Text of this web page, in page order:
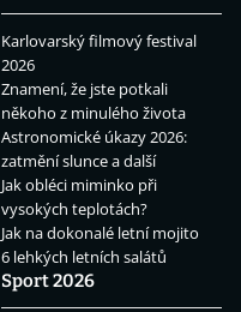
Karlovarský filmový festival
2026
Znamení, že jste potkali
někoho z minulého života
Astronomické úkazy 2026:
zatmění slunce a další
Jak obléci miminko při
vysokých teplotách?
Jak na dokonalé letní mojito
6 lehkých letních salátů
Sport 2026